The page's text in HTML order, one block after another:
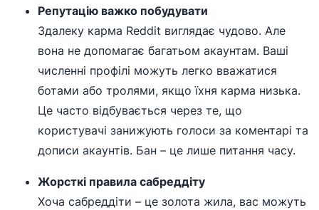
Репутацію важко побудувати
Здалеку карма Reddit виглядає чудово. Але
вона не допомагає багатьом акаунтам. Ваші
численні профілі можуть легко вважатися
ботами або тролями, якщо їхня карма низька.
Це часто відбувається через те, що
користувачі занижують голоси за коментарі та
дописи акаунтів. Бан – це лише питання часу.
Жорсткі правила сабреддіту
Хоча сабреддіти – це золота жила, вас можуть